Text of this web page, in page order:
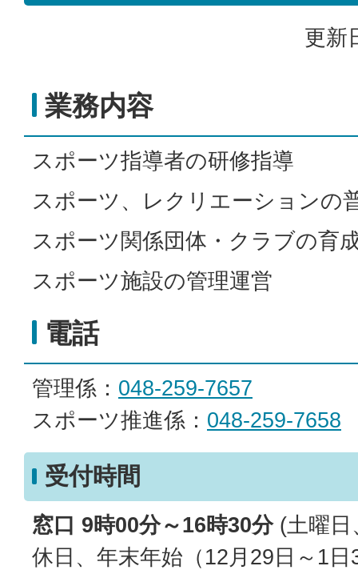
更新
業務内容
スポーツ指導者の研修指導
スポーツ、レクリエーションの
スポーツ関係団体・クラブの育
スポーツ施設の管理運営
電話
管理係： 048-259-7657
スポーツ推進係： 048-259-7658
受付時間
窓口 9時00分～16時30分 (土曜
休日、年末年始（12月29日～1